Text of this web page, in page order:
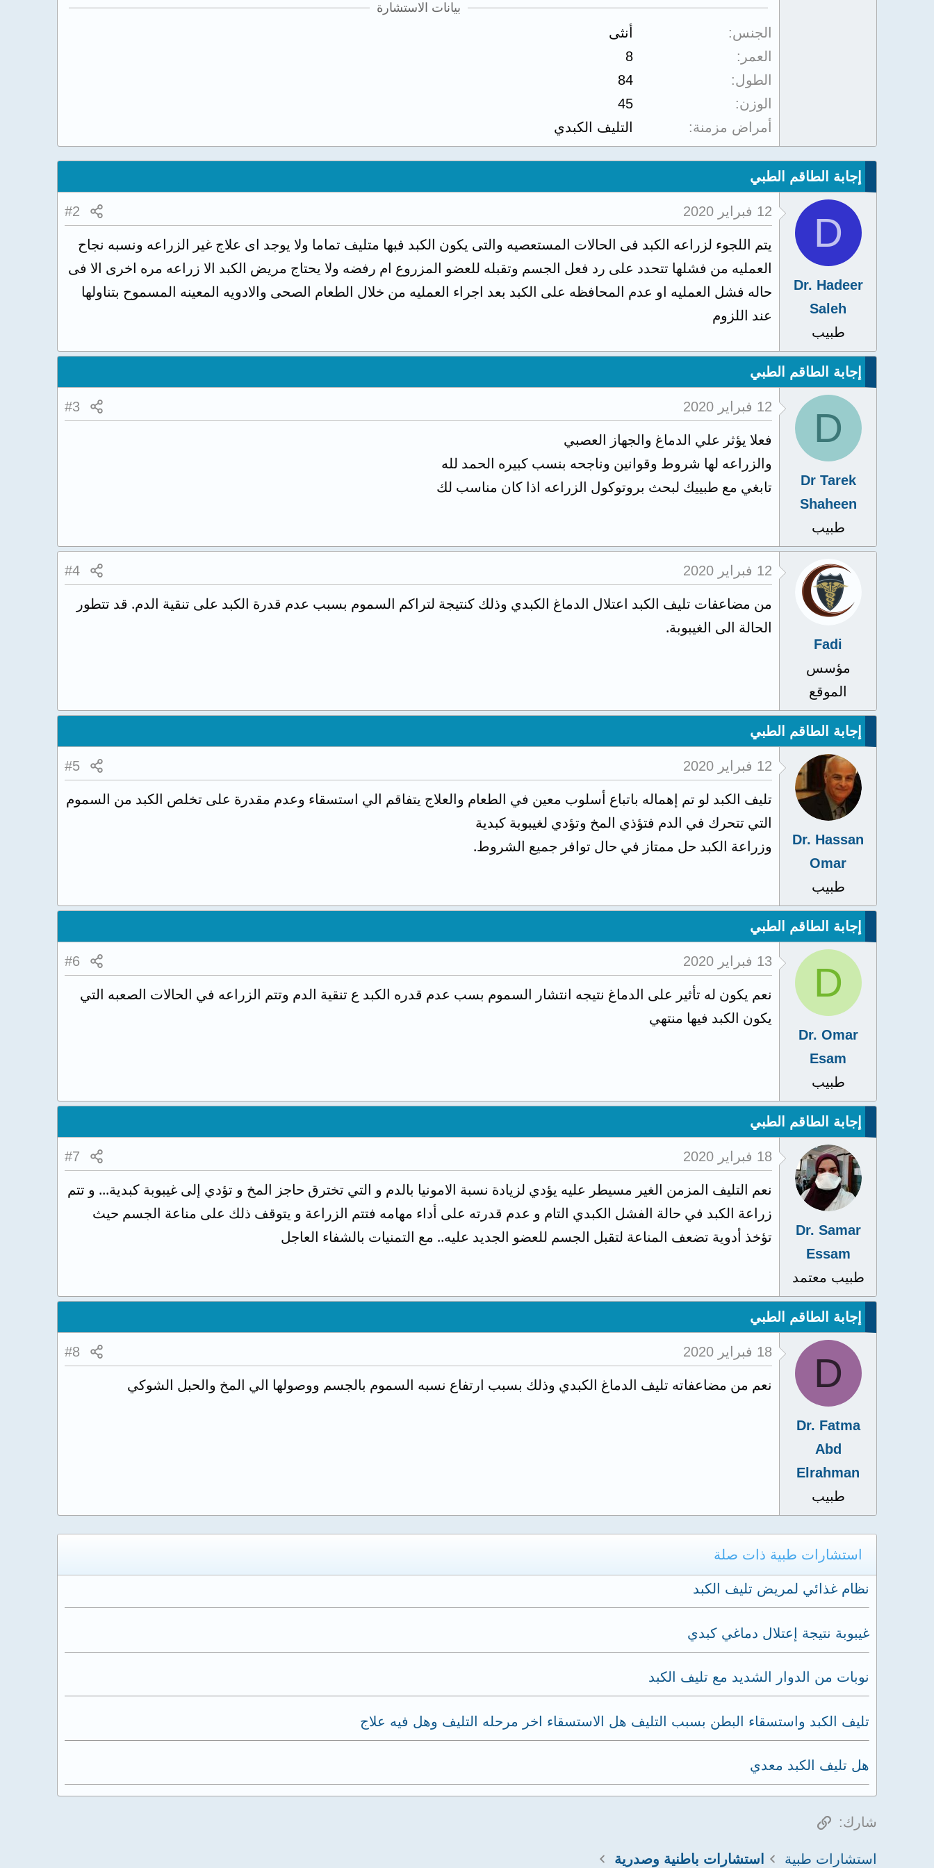
بيانات الاستشارة
الجنس
أنثى
العمر
8
الطول
84
الوزن
45
أمراض مزمنة
التليف الكبدي
إجابة الطاقم الطبي
D
Dr. Hadeer
Saleh
طبيب
12 فبراير 2020 #2
يتم اللجوء لزراعه الكبد فى الحالات المستعصيه والتى يكون الكبد فبها متليف تماما ولا يوجد اى علاج غير الزراعه ونسبه نجاح
العمليه من فشلها تتحدد على رد فعل الجسم وتقبله للعضو المزروع ام رفضه ولا يحتاج مريض الكبد الا زراعه مره اخرى الا فى
حاله فشل العمليه او عدم المحافظه على الكبد بعد اجراء العمليه من خلال الطعام الصحى والادويه المعينه المسموح بتناولها
عند اللزوم
إجابة الطاقم الطبي
D
Dr Tarek
Shaheen
طبيب
12 فبراير 2020 #3
فعلا يؤثر علي الدماغ والجهاز العصبي
والزراعه لها شروط وقوانين وناجحه بنسب كبيره الحمد لله
تابغي مع طبييك لبحث بروتوكول الزراعه اذا كان مناسب لك
Fadi
مؤسس
الموقع
12 فبراير 2020 #4
من مضاعفات تليف الكبد اعتلال الدماغ الكبدي وذلك كنتيجة لتراكم السموم بسبب عدم قدرة الكبد على تنقية الدم. قد تتطور
الحالة الى الغيبوبة.
إجابة الطاقم الطبي
Dr. Hassan
Omar
طبيب
12 فبراير 2020 #5
تليف الكبد لو تم إهماله باتباع أسلوب معين في الطعام والعلاج يتفاقم الي استسقاء وعدم مقدرة على تخلص الكبد من السموم
التي تتحرك في الدم فتؤذي المخ وتؤدي لغيبوبة كبدية
وزراعة الكبد حل ممتاز في حال توافر جميع الشروط.
إجابة الطاقم الطبي
D
Dr. Omar
Esam
طبيب
13 فبراير 2020 #6
نعم يكون له تأثير على الدماغ نتيجه انتشار السموم بسب عدم قدره الكبد ع تنقية الدم وتتم الزراعه في الحالات الصعبه التي
يكون الكبد فيها منتهي
إجابة الطاقم الطبي
Dr. Samar
Essam
طبيب معتمد
18 فبراير 2020 #7
نعم التليف المزمن الغير مسيطر عليه يؤدي لزيادة نسبة الامونيا بالدم و التي تخترق حاجز المخ و تؤدي إلى غيبوبة كبدية... و تتم
زراعة الكبد في حالة الفشل الكبدي التام و عدم قدرته على أداء مهامه فتتم الزراعة و يتوقف ذلك على مناعة الجسم حيث
تؤخذ أدوية تضعف المناعة لتقبل الجسم للعضو الجديد عليه.. مع التمنيات بالشفاء العاجل
إجابة الطاقم الطبي
D
Dr. Fatma
Abd
Elrahman
طبيب
18 فبراير 2020 #8
نعم من مضاعفاته تليف الدماغ الكبدي وذلك بسبب ارتفاع نسبه السموم بالجسم ووصولها الي المخ والحبل الشوكي
استشارات طبية ذات صلة
نظام غذائي لمريض تليف الكبد
غيبوبة نتيجة إعتلال دماغي كبدي
نوبات من الدوار الشديد مع تليف الكبد
تليف الكبد واستسقاء البطن بسبب التليف هل الاستسقاء اخر مرحله التليف وهل فيه علاج
هل تليف الكبد معدي
شارك: الرابط
استشارات طبية استشارات باطنية وصدرية